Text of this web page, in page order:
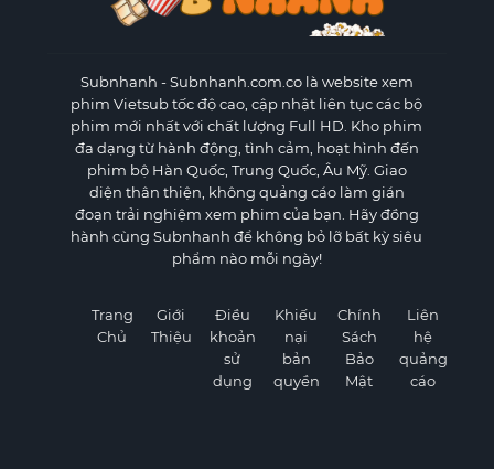
Subnhanh - Subnhanh.com.co là website xem
phim Vietsub tốc độ cao, cập nhật liên tục các bộ
phim mới nhất với chất lượng Full HD. Kho phim
đa dạng từ hành động, tình cảm, hoạt hình đến
phim bộ Hàn Quốc, Trung Quốc, Âu Mỹ. Giao
diện thân thiện, không quảng cáo làm gián
đoạn trải nghiệm xem phim của bạn. Hãy đồng
hành cùng Subnhanh để không bỏ lỡ bất kỳ siêu
phẩm nào mỗi ngày!
Trang
Chủ
Giới
Thiệu
Điều
khoản
sử
dụng
Khiếu
nại
bản
quyền
Chính
Sách
Bảo
Mật
Liên
hệ
quảng
cáo